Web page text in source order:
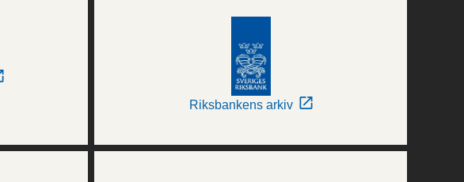
Riksbankens arkiv